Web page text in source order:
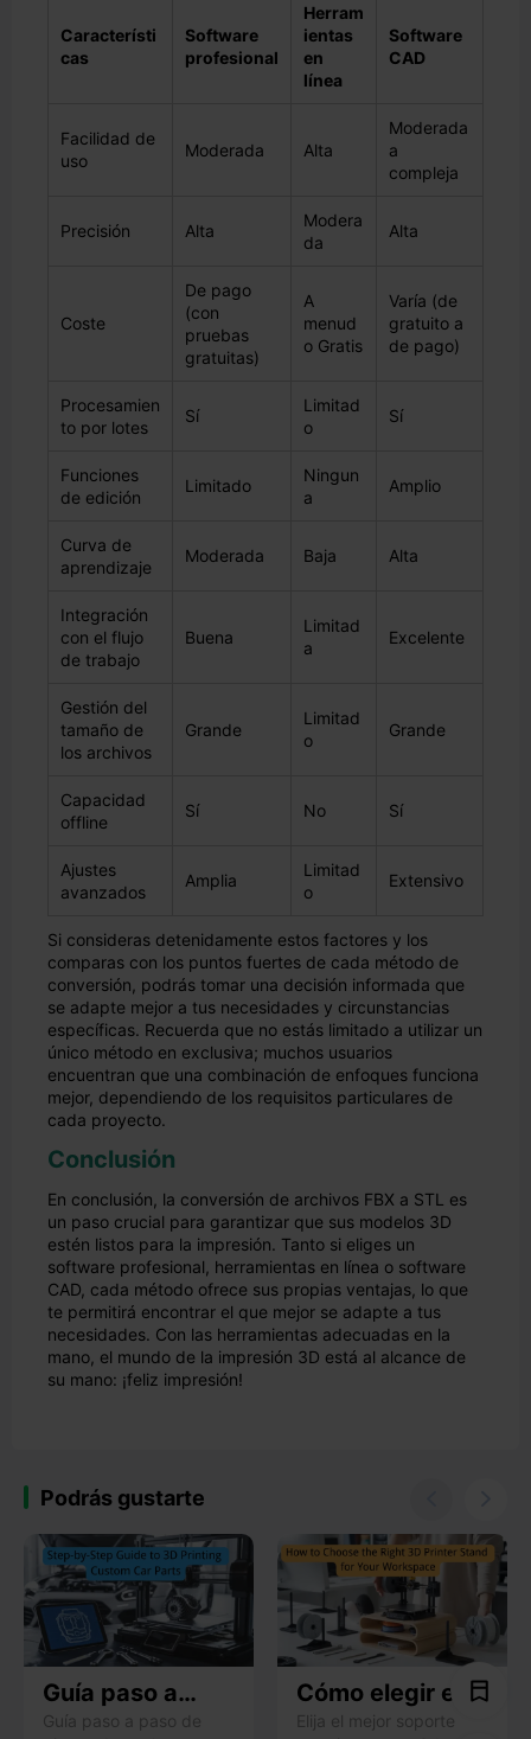
Característi
cas
Software
profesional
Herram
ientas
en
línea
Software
CAD
Facilidad de
uso
Moderada Alta
Moderada
a
compleja
Precisión Alta
Modera
da
Alta
Coste
De pago
(con
pruebas
gratuitas)
A
menud
o Gratis
Varía (de
gratuito a
de pago)
Procesamien
to por lotes
Sí
Limitad
o
Sí
Funciones
de edición
Limitado
Ningun
a
Amplio
Curva de
aprendizaje
Moderada Baja Alta
Integración
con el flujo
de trabajo
Buena
Limitad
a
Excelente
Gestión del
tamaño de
los archivos
Grande
Limitad
o
Grande
Capacidad
offline
Sí No Sí
Ajustes
avanzados
Amplia
Limitad
o
Extensivo
Si consideras detenidamente estos factores y los
comparas con los puntos fuertes de cada método de
conversión, podrás tomar una decisión informada que
se adapte mejor a tus necesidades y circunstancias
específicas. Recuerda que no estás limitado a utilizar un
único método en exclusiva; muchos usuarios
encuentran que una combinación de enfoques funciona
mejor, dependiendo de los requisitos particulares de
cada proyecto.
Conclusión
En conclusión, la conversión de archivos FBX a STL es
un paso crucial para garantizar que sus modelos 3D
estén listos para la impresión. Tanto si eliges un
software profesional, herramientas en línea o software
CAD, cada método ofrece sus propias ventajas, lo que
te permitirá encontrar el que mejor se adapte a tus
necesidades. Con las herramientas adecuadas en la
mano, el mundo de la impresión 3D está al alcance de
su mano: ¡feliz impresión!
Podrás gustarte
Guía paso a
paso para
Guía paso a paso de
Cómo elegir el
soporte de
Elija el mejor soporte